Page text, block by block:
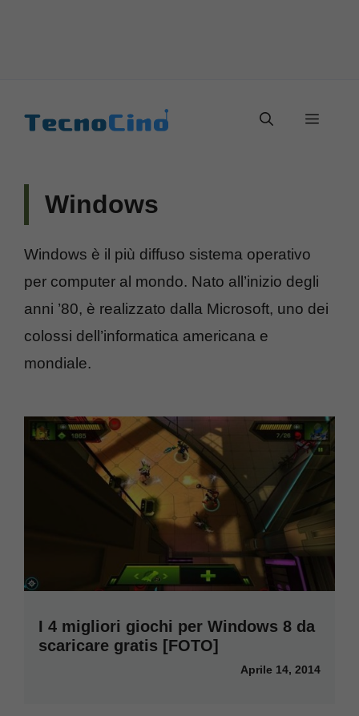
Menu
Windows
Windows è il più diffuso sistema operativo
per computer al mondo. Nato all’inizio degli
anni ’80, è realizzato dalla Microsoft, uno dei
colossi dell’informatica americana e
mondiale.
I 4 migliori giochi per Windows 8 da
scaricare gratis [FOTO]
Aprile 14, 2014